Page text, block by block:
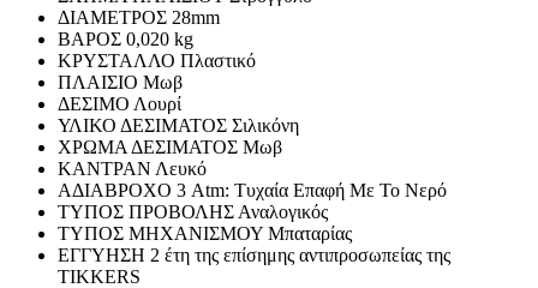
ΔΙΑΜΕΤΡΟΣ 28mm
ΒΑΡΟΣ 0,020 kg
ΚΡΥΣΤΑΛΛΟ Πλαστικό
ΠΛΑΙΣΙΟ Μωβ
ΔΕΣΙΜΟ Λουρί
ΥΛΙΚΟ ΔΕΣΙΜΑΤΟΣ Σιλικόνη
ΧΡΩΜΑ ΔΕΣΙΜΑΤΟΣ Μωβ
ΚΑΝΤΡΑΝ Λευκό
ΑΔΙΑΒΡΟΧΟ 3 Atm: Τυχαία Επαφή Με Το Νερό
ΤΥΠΟΣ ΠΡΟΒΟΛΗΣ Αναλογικός
ΤΥΠΟΣ ΜΗΧΑΝΙΣΜΟΥ Μπαταρίας
ΕΓΓΥΗΣΗ 2 έτη της επίσημης αντιπροσωπείας της
TIKKERS